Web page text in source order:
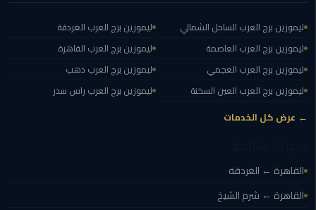
ليموزين
الخامس
ليموزين
القاهرة
ليموزين
المقطم
ليموزين برج العرب الساحل الشمالي
ليموزين برج العرب العاصمة
ليموزين برج العرب العجمي
ليموزين برج العرب العين السخنة
ليموزين برج العرب الغردقة
ليموزين برج العرب القاهرة
ليموزين برج العرب دهب
ليموزين برج العرب راس سدر
← عرض كل الخدمات
القاهرة ← الغردقة
القاهرة ← شرم الشيخ